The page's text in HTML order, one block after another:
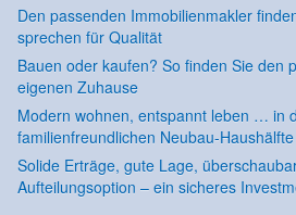
Den passenden Immobilienmakler
sprechen für Qualität
Bauen oder kaufen? So finden Sie den
eigenen Zuhause
Modern wohnen, entspannt leben … in
familienfreundlichen Neubau-
Solide Erträge, gute Lage,
Aufteilungsoption – ein sicheres